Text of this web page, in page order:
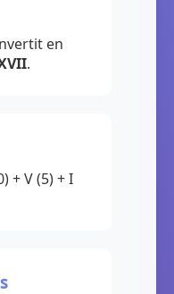
en
.
+ V (5) + I